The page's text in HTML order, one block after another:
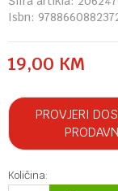
Isbn:
19,00 KM
PROVJERI
Količina: